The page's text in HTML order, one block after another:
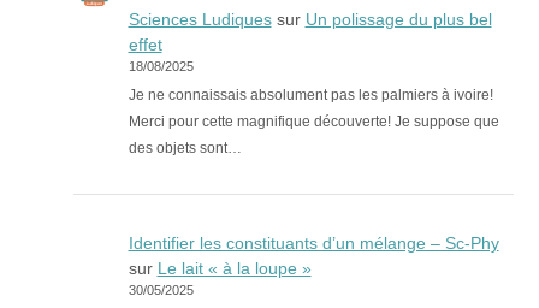
Sciences Ludiquessur Un polissage du plus bel
effet
18/08/2025
Je ne connaissais absolument pas les palmiers à ivoire!
Merci pour cette magnifique découverte! Je suppose que
des objets sont…
Identifier les constituants d’un mélange – Sc-Phy
sur Le lait « à la loupe »
30/05/2025